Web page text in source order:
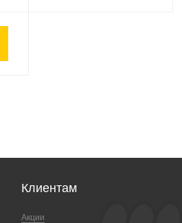
Клиентам
Акции